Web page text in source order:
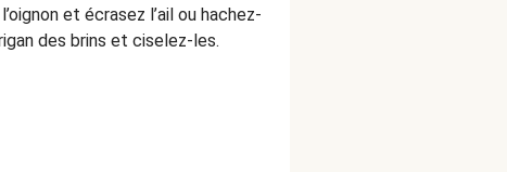
et écrasez l’ail ou hachez-
des brins et ciselez-les.